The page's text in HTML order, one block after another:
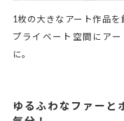
1枚の大きなアート作品を
プライベート空間にア
に。
ゆるふわなファーと